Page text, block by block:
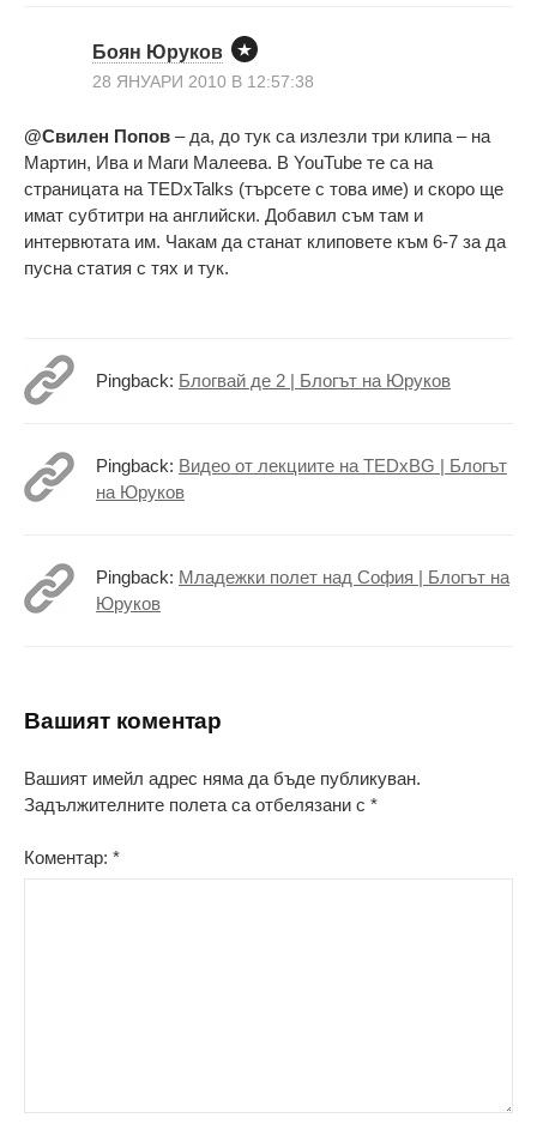
Боян Юруков
28 ЯНУАРИ 2010 В 12:57:38
@Свилен Попов – да, до тук са излезли три клипа – на
Мартин, Ива и Маги Малеева. В YouTube те са на
страницата на TEDxTalks (търсете с това име) и скоро ще
имат субтитри на английски. Добавил съм там и
интервютата им. Чакам да станат клиповете към 6-7 за да
пусна статия с тях и тук.
Pingback: Блогвай де 2 | Блогът на Юруков
Pingback: Видео от лекциите на TEDxBG | Блогът
на Юруков
Pingback: Младежки полет над София | Блогът на
Юруков
Вашият коментар
Вашият имейл адрес няма да бъде публикуван.
Задължителните полета са отбелязани с *
Коментар: *